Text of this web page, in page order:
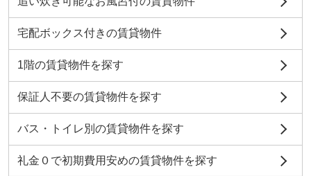
宅配ボックス付きの賃貸物件
1階の賃貸物件を探す
保証人不要の賃貸物件を探す
バス・トイレ別の賃貸物件を探す
礼金０で初期費用安めの賃貸物件を探す